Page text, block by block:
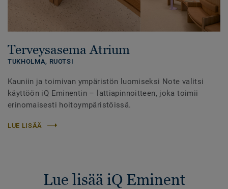
Terveysasema Atrium
TUKHOLMA, RUOTSI
Kauniin ja toimivan ympäristön luomiseksi Note valitsi
käyttöön iQ Eminentin – lattiapinnoitteen, joka toimii
erinomaisesti hoitoympäristöissä.
LUE LISÄÄ
Lue lisää iQ Eminent